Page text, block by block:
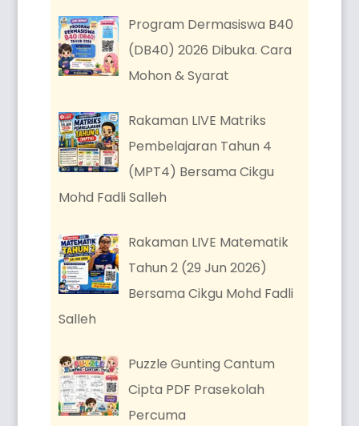
Program Dermasiswa B40
(DB40) 2026 Dibuka. Cara
Mohon & Syarat
Rakaman LIVE Matriks
Pembelajaran Tahun 4
(MPT4) Bersama Cikgu
Mohd Fadli Salleh
Rakaman LIVE Matematik
Tahun 2 (29 Jun 2026)
Bersama Cikgu Mohd Fadli
Salleh
Puzzle Gunting Cantum
Cipta PDF Prasekolah
Percuma